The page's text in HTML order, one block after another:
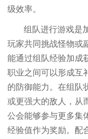
级效率。
组队进行游戏是
玩家共同挑战怪物或
能通过组队经验加成
职业之间可以形成互
的防御能力。在组队
或更强大的敌人，从
公会能够参与更多集
经验值作为奖励。配